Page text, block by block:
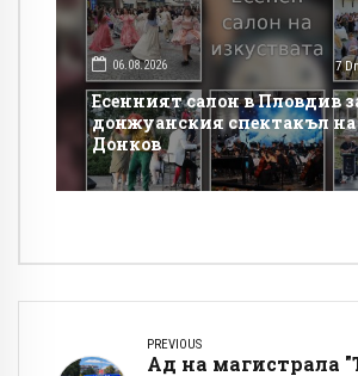
06.08.2026 7
Есенният салон в Пловдив
донжуанския спектакъл
Донков
PREVIOUS
Ад на магистрала